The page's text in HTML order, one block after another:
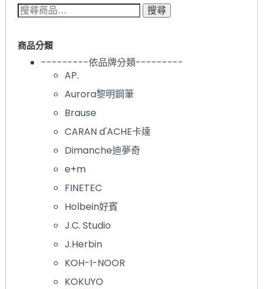
搜尋關鍵字: 搜尋
商品分類
---------依品牌分類---------
AP.
Aurora黎明鋼筆
Brause
CARAN d'ACHE卡達
Dimanche迪夢奇
e+m
FINETEC
Holbein好賓
J.C. Studio
J.Herbin
KOH-I-NOOR
KOKUYO